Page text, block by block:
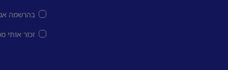
בהרשמה
זכור אותי